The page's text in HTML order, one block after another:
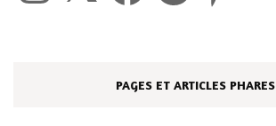
PAGES ET ARTICLES PHARES